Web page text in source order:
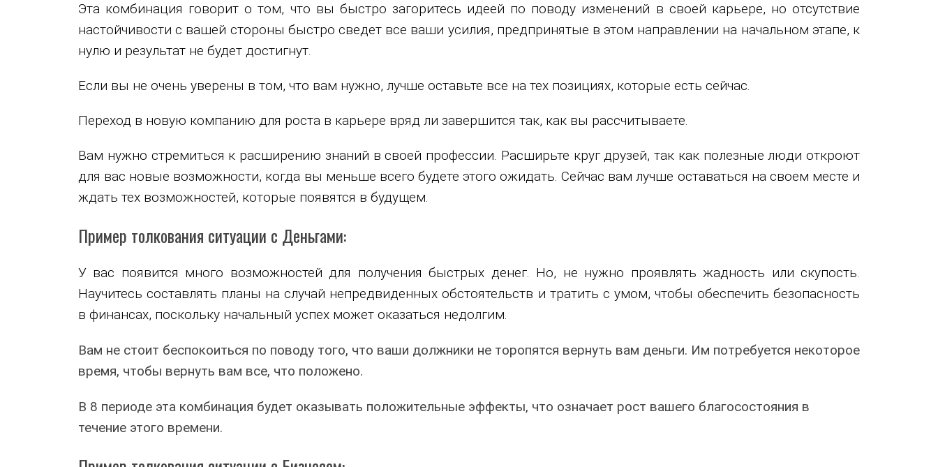
Эта комбинация говорит о том, что вы быстро загоритесь идеей по поводу изменений в своей карьере, но отсутствие
настойчивости с вашей стороны быстро сведет все ваши усилия, предпринятые в этом направлении на начальном этапе, к
нулю и результат не будет достигнут.
Если вы не очень уверены в том, что вам нужно, лучше оставьте все на тех позициях, которые есть сейчас.
Переход в новую компанию для роста в карьере вряд ли завершится так, как вы рассчитываете.
Вам нужно стремиться к расширению знаний в своей профессии. Расширьте круг друзей, так как полезные люди откроют
для вас новые возможности, когда вы меньше всего будете этого ожидать. Сейчас вам лучше оставаться на своем месте и
ждать тех возможностей, которые появятся в будущем.
Пример толкования ситуации с Деньгами:
У вас появится много возможностей для получения быстрых денег. Но, не нужно проявлять жадность или скупость.
Научитесь составлять планы на случай непредвиденных обстоятельств и тратить с умом, чтобы обеспечить безопасность
в финансах, поскольку начальный успех может оказаться недолгим.
Вам не стоит беспокоиться по поводу того, что ваши должники не торопятся вернуть вам деньги. Им потребуется некоторое
время, чтобы вернуть вам все, что положено.
В 8 периоде эта комбинация будет оказывать положительные эффекты, что означает рост вашего благосостояния в
течение этого времени.